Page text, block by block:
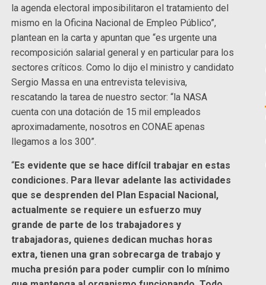
la agenda electoral imposibilitaron el tratamiento del
mismo en la Oficina Nacional de Empleo Público”,
plantean en la carta y apuntan que “es urgente una
recomposición salarial general y en particular para los
sectores críticos. Como lo dijo el ministro y candidato
Sergio Massa en una entrevista televisiva,
rescatando la tarea de nuestro sector: “la NASA
cuenta con una dotación de 15 mil empleados
aproximadamente, nosotros en CONAE apenas
llegamos a los 300”.
“Es evidente que se hace difícil trabajar en estas
condiciones. Para llevar adelante las actividades
que se desprenden del Plan Espacial Nacional,
actualmente se requiere un esfuerzo muy
grande de parte de los trabajadores y
trabajadoras, quienes dedican muchas horas
extra, tienen una gran sobrecarga de trabajo y
mucha presión para poder cumplir con lo mínimo